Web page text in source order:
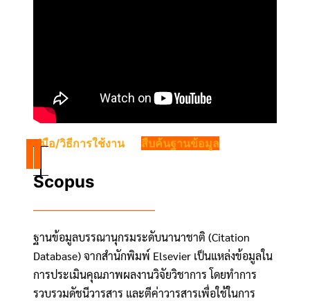
คู่มือ/วิธีการใช้งาน สืบค้นฐานข้อมูล
Scopus
ฐานข้อมูลบรรณานุกรมระดับนานาชาติ (Citation
Database) จากสำนักพิมพ์ Elsevier เป็นแหล่งข้อมูลใน
การประเมินคุณภาพผลงานวิจัยวิชาการ โดยทำการ
รวบรวมดัชนีวารสาร และตีค่าวารสารเพื่อใช้ในการ